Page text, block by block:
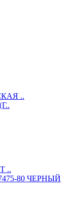
..
..
80 ЧЕРНЫЙ